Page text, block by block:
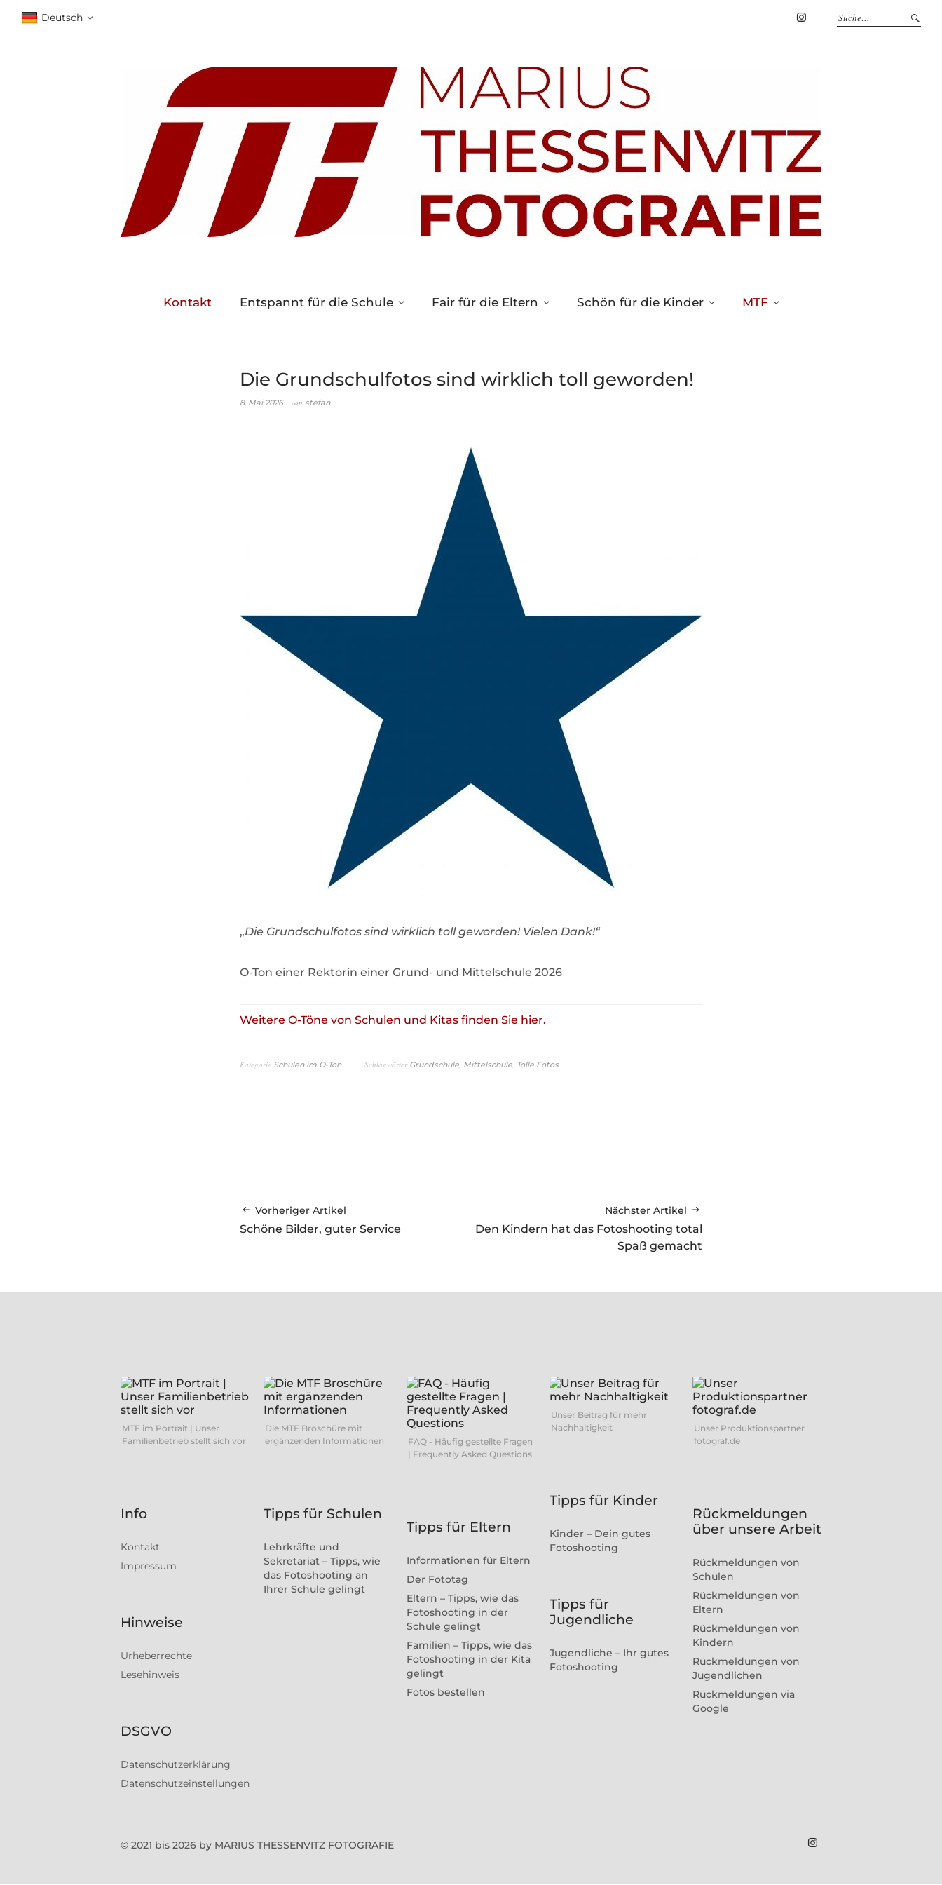
Deutsch
Kontakt Entspannt für die Schule Fair für die Eltern Schön für die Kinder MTF
Die Grundschulfotos sind wirklich toll geworden!
8. Mai 2026 von stefan
„Die Grundschulfotos sind wirklich toll geworden! Vielen Dank!“
O-Ton einer Rektorin einer Grund- und Mittelschule 2026
Weitere O-Töne von Schulen und Kitas finden Sie hier.
Kategorie Schulen im O-Ton Schlagwörter Grundschule, Mittelschule, Tolle Fotos
Vorheriger Artikel
Schöne Bilder, guter Service
Nächster Artikel
Den Kindern hat das Fotoshooting total
Spaß gemacht
MTF im Portrait | Unser
Familienbetrieb stellt sich vor
Info
Kontakt
Impressum
Hinweise
Urheberrechte
Lesehinweis
DSGVO
Datenschutzerklärung
Datenschutzeinstellungen
Die MTF Broschüre mit
ergänzenden Informationen
Tipps für Schulen
Lehrkräfte und
Sekretariat – Tipps, wie
das Fotoshooting an
Ihrer Schule gelingt
FAQ - Häufig gestellte Fragen
| Frequently Asked Questions
Tipps für Eltern
Informationen für Eltern
Der Fototag
Eltern – Tipps, wie das
Fotoshooting in der
Schule gelingt
Familien – Tipps, wie das
Fotoshooting in der Kita
gelingt
Fotos bestellen
Unser Beitrag für mehr
Nachhaltigkeit
Tipps für Kinder
Kinder – Dein gutes
Fotoshooting
Tipps für
Jugendliche
Jugendliche – Ihr gutes
Fotoshooting
Unser Produktionspartner
fotograf.de
Rückmeldungen
über unsere Arbeit
Rückmeldungen von
Schulen
Rückmeldungen von
Eltern
Rückmeldungen von
Kindern
Rückmeldungen von
Jugendlichen
Rückmeldungen via
Google
© 2021 bis 2026 by MARIUS THESSENVITZ FOTOGRAFIE